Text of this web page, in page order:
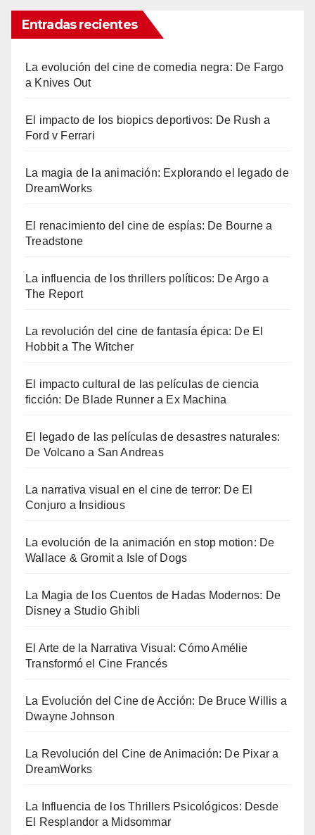
Entradas recientes
La evolución del cine de comedia negra: De Fargo
a Knives Out
El impacto de los biopics deportivos: De Rush a
Ford v Ferrari
La magia de la animación: Explorando el legado de
DreamWorks
El renacimiento del cine de espías: De Bourne a
Treadstone
La influencia de los thrillers políticos: De Argo a
The Report
La revolución del cine de fantasía épica: De El
Hobbit a The Witcher
El impacto cultural de las películas de ciencia
ficción: De Blade Runner a Ex Machina
El legado de las películas de desastres naturales:
De Volcano a San Andreas
La narrativa visual en el cine de terror: De El
Conjuro a Insidious
La evolución de la animación en stop motion: De
Wallace & Gromit a Isle of Dogs
La Magia de los Cuentos de Hadas Modernos: De
Disney a Studio Ghibli
El Arte de la Narrativa Visual: Cómo Amélie
Transformó el Cine Francés
La Evolución del Cine de Acción: De Bruce Willis a
Dwayne Johnson
La Revolución del Cine de Animación: De Pixar a
DreamWorks
La Influencia de los Thrillers Psicológicos: Desde
El Resplandor a Midsommar